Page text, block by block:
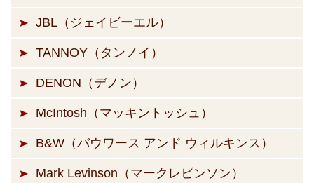
JBL（ジェイビーエル）
TANNOY（タンノイ）
DENON（デノン）
McIntosh（マッキントッシュ）
B&W（バウワース アンド ウィルキンス）
Mark Levinson（マークレビンソン）